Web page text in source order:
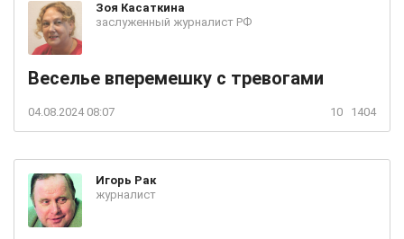
Зоя Касаткина
заслуженный журналист РФ
Веселье вперемешку с тревогами
04.08.2024 08:07 10 1404
Игорь Рак
журналист